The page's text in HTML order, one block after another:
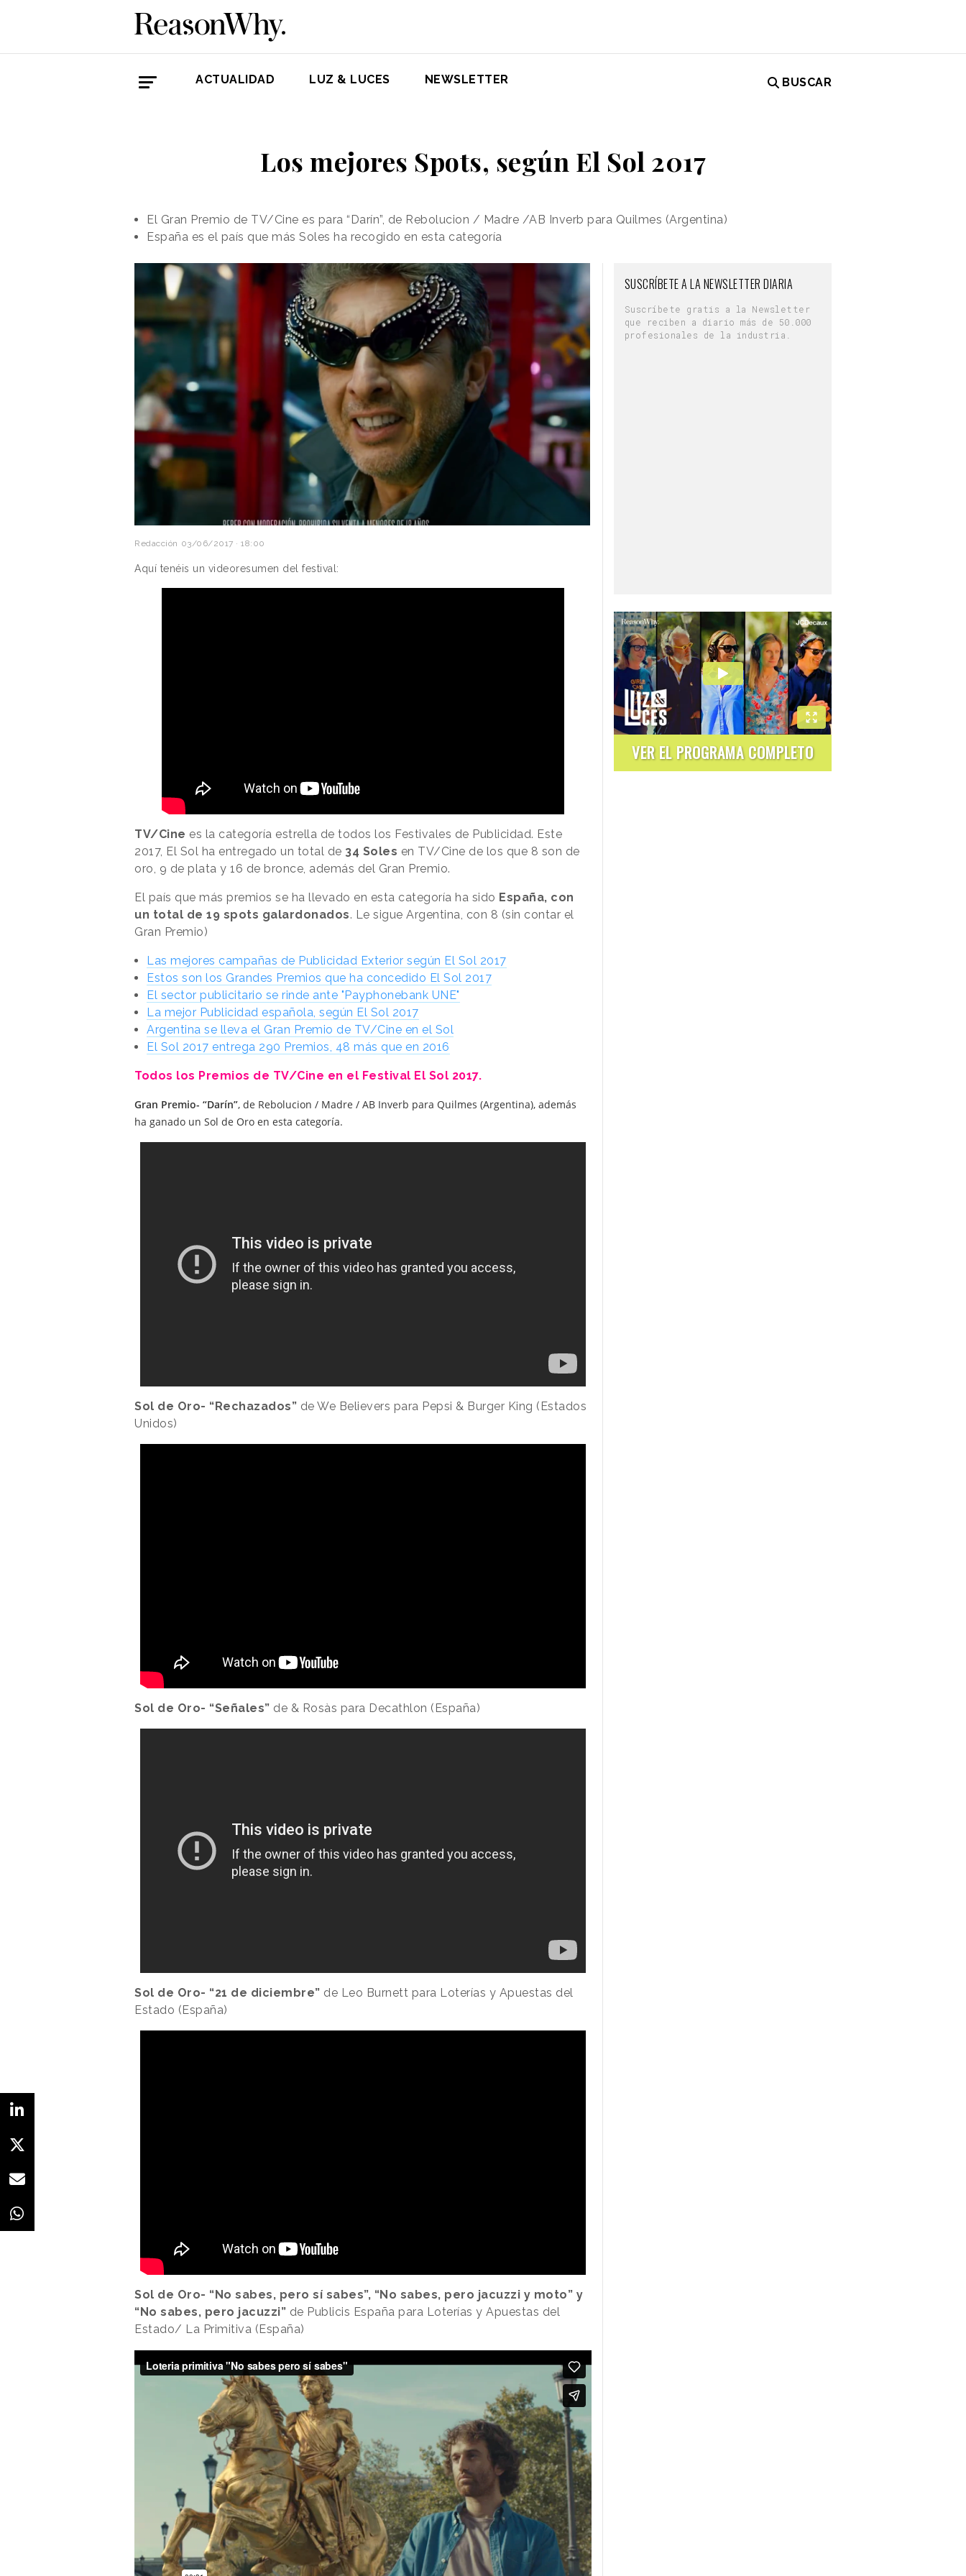
ACTUALIDAD LUZ & LUCES NEWSLETTER BUSCAR
Los mejores Spots, según El Sol 2017
El Gran Premio de TV/Cine es para “Darín”, de Rebolucion / Madre /AB Inverb para Quilmes (Argentina)
España es el país que más Soles ha recogido en esta categoría
Redacción 03/06/2017 · 18:00
Aquí tenéis un videoresumen del festival:
TV/Cine es la categoría estrella de todos los Festivales de Publicidad. Este
2017, El Sol ha entregado un total de 34 Soles en TV/Cine de los que 8 son de
oro, 9 de plata y 16 de bronce, además del Gran Premio.
El país que más premios se ha llevado en esta categoría ha sido España, con
un total de 19 spots galardonados. Le sigue Argentina, con 8 (sin contar el
Gran Premio)
Las mejores campañas de Publicidad Exterior según El Sol 2017
Estos son los Grandes Premios que ha concedido El Sol 2017
El sector publicitario se rinde ante "Payphonebank UNE"
La mejor Publicidad española, según El Sol 2017
Argentina se lleva el Gran Premio de TV/Cine en el Sol
El Sol 2017 entrega 290 Premios, 48 más que en 2016
Todos los Premios de TV/Cine en el Festival El Sol 2017.
Gran Premio- “Darín”, de Rebolucion / Madre / AB Inverb para Quilmes (Argentina), además
ha ganado un Sol de Oro en esta categoría.
Sol de Oro- “Rechazados” de We Believers para Pepsi & Burger King (Estados
Unidos)
Sol de Oro- “Señales” de & Rosàs para Decathlon (España)
Sol de Oro- “21 de diciembre” de Leo Burnett para Loterías y Apuestas del
Estado (España)
Sol de Oro- “No sabes, pero sí sabes”, “No sabes, pero jacuzzi y moto” y
“No sabes, pero jacuzzi” de Publicis España para Loterías y Apuestas del
Estado/ La Primitiva (España)
SUSCRÍBETE A LA NEWSLETTER DIARIA
Suscríbete gratis a la Newsletter
que reciben a diario más de 50.000
profesionales de la industria.
VER EL PROGRAMA COMPLETO